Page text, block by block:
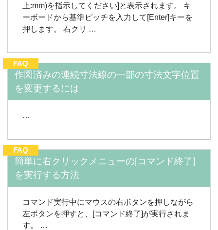
上:mm)を指示してください]と表示されます。 キ
ーボードから基準ピッチを入力して[Enter]キーを
押します。 右クリ …
FAQ
作図済みの連続寸法線の一部の寸法文字位置
を変更するには
…
FAQ
簡単に右クリックメニューの[コマンド終了]
を実行する方法
コマンド実行中にマウスの右ボタンを押しながら
左ボタンを押すと、[コマンド終了]が実行されま
す。 …